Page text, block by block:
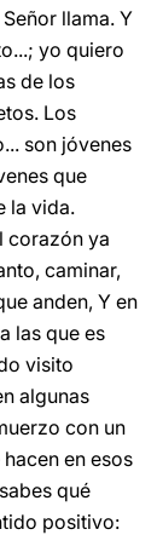
llama. Y
yo quiero
de los
Los
son jóvenes
que
la vida.
corazón ya
caminar,
anden, Y en
las que es
visito
algunas
con un
en esos
qué
positivo: